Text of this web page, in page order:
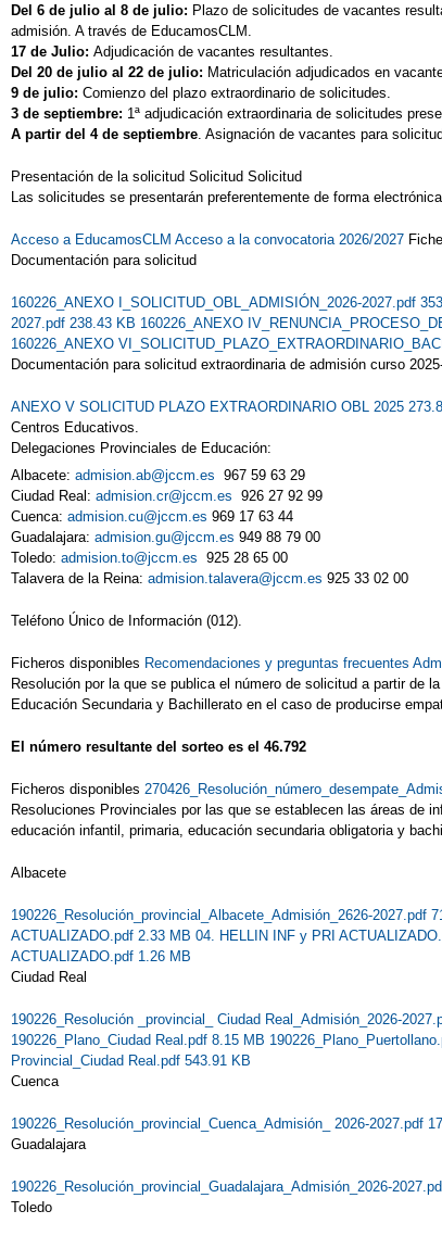
Del 6 de julio al 8 de julio: Plazo de solicitudes de vacantes
admisión. A través de EducamosCLM.
17 de Julio: Adjudicación de vacantes resultantes.
Del 20 de julio al 22 de julio: Matriculación adjudicados en
9 de julio: Comienzo del plazo extraordinario de solicitudes.
3 de septiembre: 1ª adjudicación extraordinaria de solicitudes
A partir del 4 de septiembre . Asignación de vacantes para
Presentación de la solicitud Solicitud Solicitud
Las solicitudes se presentarán preferentemente de forma
Acceso a EducamosCLM Acceso a la convocatoria 2026/2027
Documentación para solicitud
160226_ANEXO I_SOLICITUD_OBL_ADMISIÓN_2026-2027.pdf
2027.pdf 238.43 KB 160226_ANEXO
160226_ANEXO
Documentación para solicitud extraordinaria de admisión curso
ANEXO V SOLICITUD PLAZO EXTRAORDINARIO OBL 2025
Centros Educativos.
Delegaciones Provinciales de Educación:
Albacete: admision.ab@jccm.es 967 59 63 29
Ciudad Real: admision.cr@jccm.es 926 27 92 99
Cuenca: admision.cu@jccm.es 969 17 63 44
Guadalajara: admision.gu@jccm.es 949 88 79 00
Toledo: admision.to@jccm.es 925 28 65 00
Talavera de la Reina: admision.talavera@jccm.es 925 33 02 00
Teléfono Único de Información (012).
Ficheros disponibles Recomendaciones y preguntas frecuentes
Resolución por la que se publica el número de solicitud a partir de
Educación Secundaria y Bachillerato en el caso de producirse
El número resultante del sorteo es el 46.792
Ficheros disponibles
Resoluciones Provinciales por las que se establecen las áreas de
educación infantil, primaria, educación secundaria obligatoria y
Albacete
190226_Resolución_provincial_Albacete_Admisión_2626-2027.pdf
ACTUALIZADO.pdf 2.33 MB 04. HELLIN INF y PRI
ACTUALIZADO.pdf 1.26 MB
Ciudad Real
190226_Resolución _provincial_ Ciudad Real_Admisión_2026-
190226_Plano_Ciudad Real.pdf 8.15 MB
Provincial_Ciudad Real.pdf 543.91 KB
Cuenca
190226_Resolución_provincial_Cuenca_Admisión_ 2026-2027.pdf
Guadalajara
190226_Resolución_provincial_Guadalajara_Admisión_2026-
Toledo